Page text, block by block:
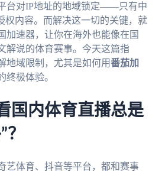
台对IP地址的地域锁定——只有中
权内容。而解决这一切的关键，就
加速器，让你在海外也能像在国
解说的体育赛事。今天这篇指
地域限制，尤其是如何用番茄加
终极体验。
国内体育直播总是
艺体育、抖音等平台，都和赛事